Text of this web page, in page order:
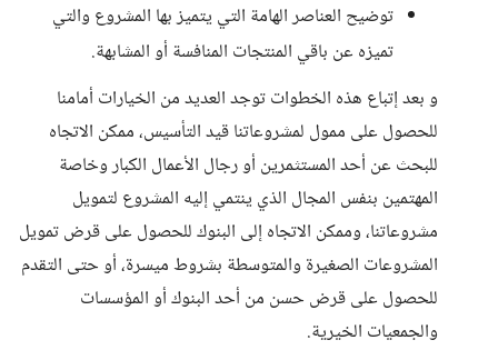
توضيح العناصر الهامة التي يتميز بها المشروع والتي
تميزه عن باقي المنتجات المنافسة أو المشابهة.
و بعد إتباع هذه الخطوات توجد العديد من الخيارات أمامنا
للحصول على ممول لمشروعاتنا قيد التأسيس، ممكن الاتجاه
للبحث عن أحد المستثمرين أو رجال الأعمال الكبار وخاصة
المهتمين بنفس المجال الذي ينتمي إليه المشروع لتمويل
مشروعاتنا، وممكن الاتجاه إلى البنوك للحصول على قرض تمويل
المشروعات الصغيرة والمتوسطة بشروط ميسرة، أو حتى التقدم
للحصول على قرض حسن من أحد البنوك أو المؤسسات
والجمعيات الخيرية.